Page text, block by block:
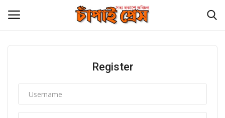
চাঁপাইনবাবগঞ্জ সীমান্ত
Register